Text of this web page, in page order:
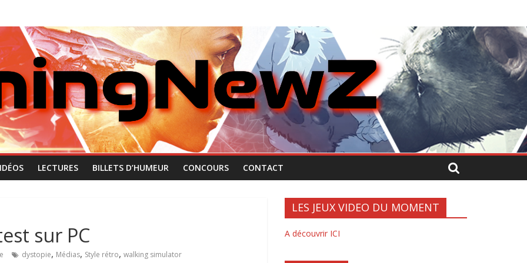
LECTURES BILLETS D’HUMEUR CONCOURS CONTACT
sur PC
dystopie, Médias, Style rétro, walking simulator
LES JEUX VIDEO DU MOMENT
A découvrir ICI